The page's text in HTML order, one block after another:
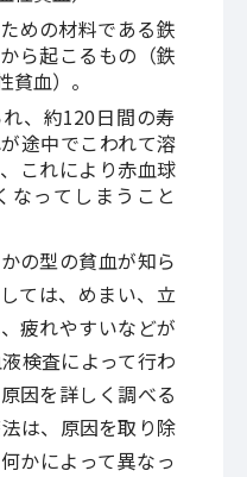
めの材料である鉄
ら起こるもの（鉄
血）。
、約120日間の寿
途中でこわれて溶
これにより赤血球
なってしまうこと
の型の貧血が知ら
ては、めまい、立
疲れやすいなどが
検査によって行わ
因を詳しく調べる
は、原因を取り除
かによって異なっ